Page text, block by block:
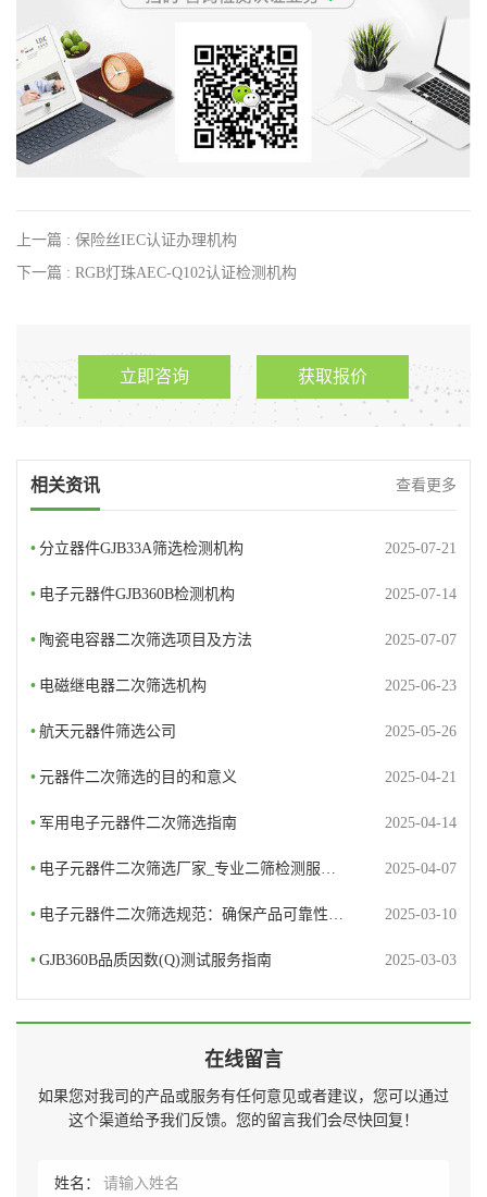
上一篇 : 保险丝IEC认证办理机构
下一篇 : RGB灯珠AEC-Q102认证检测机构
立即咨询 获取报价
相关资讯 查看更多
• 2025-07-21
分立器件GJB33A筛选检测机构
• 2025-07-14
电子元器件GJB360B检测机构
• 2025-07-07
陶瓷电容器二次筛选项目及方法
• 2025-06-23
电磁继电器二次筛选机构
• 2025-05-26
航天元器件筛选公司
• 2025-04-21
元器件二次筛选的目的和意义
• 2025-04-14
军用电子元器件二次筛选指南
• 2025-04-07
电子元器件二次筛选厂家_专业二筛检测服…
• 2025-03-10
电子元器件二次筛选规范：确保产品可靠性…
• 2025-03-03
GJB360B品质因数(Q)测试服务指南
在线留言
如果您对我司的产品或服务有任何意见或者建议，您可以通过
这个渠道给予我们反馈。您的留言我们会尽快回复！
姓名：